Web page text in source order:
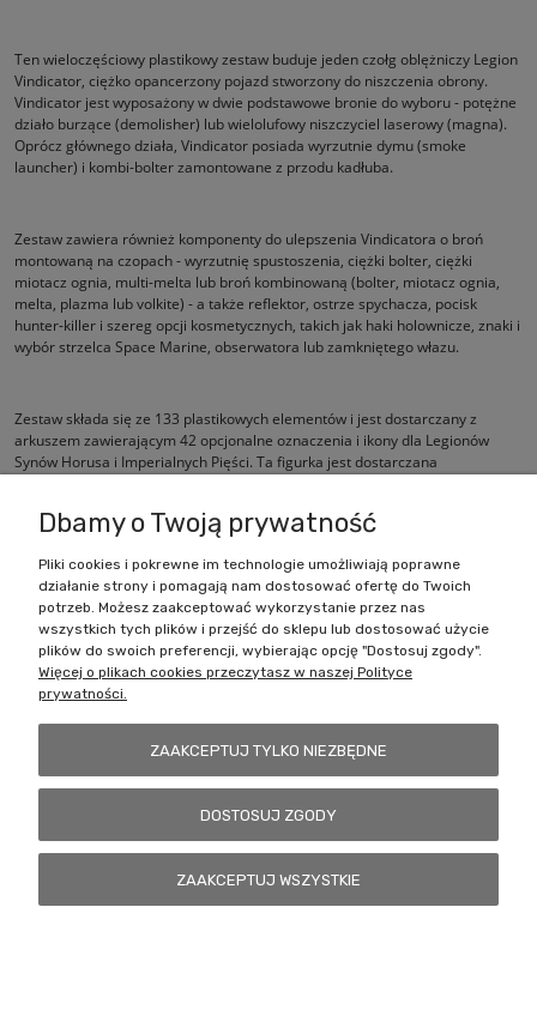
Ten wieloczęściowy plastikowy zestaw buduje jeden czołg oblężniczy Legion
Vindicator, ciężko opancerzony pojazd stworzony do niszczenia obrony.
Vindicator jest wyposażony w dwie podstawowe bronie do wyboru - potężne
działo burzące (demolisher) lub wielolufowy niszczyciel laserowy (magna).
Oprócz głównego działa, Vindicator posiada wyrzutnie dymu (smoke
launcher) i kombi-bolter zamontowane z przodu kadłuba.
Zestaw zawiera również komponenty do ulepszenia Vindicatora o broń
montowaną na czopach - wyrzutnię spustoszenia, ciężki bolter, ciężki
miotacz ognia, multi-melta lub broń kombinowaną (bolter, miotacz ognia,
melta, plazma lub volkite) - a także reflektor, ostrze spychacza, pocisk
hunter-killer i szereg opcji kosmetycznych, takich jak haki holownicze, znaki i
wybór strzelca Space Marine, obserwatora lub zamkniętego włazu.
Zestaw składa się ze 133 plastikowych elementów i jest dostarczany z
arkuszem zawierającym 42 opcjonalne oznaczenia i ikony dla Legionów
Synów Horusa i Imperialnych Pięści. Ta figurka jest dostarczana
Zakupy
Pomoc
Dbamy o Twoją prywatność
Pliki cookies i pokrewne im technologie umożliwiają poprawne
działanie strony i pomagają nam dostosować ofertę do Twoich
potrzeb. Możesz zaakceptować wykorzystanie przez nas
wszystkich tych plików i przejść do sklepu lub dostosować użycie
plików do swoich preferencji, wybierając opcję "Dostosuj zgody".
Więcej o plikach cookies przeczytasz w naszej Polityce
prywatności.
ZAAKCEPTUJ TYLKO NIEZBĘDNE
DOSTOSUJ ZGODY
ZAAKCEPTUJ WSZYSTKIE